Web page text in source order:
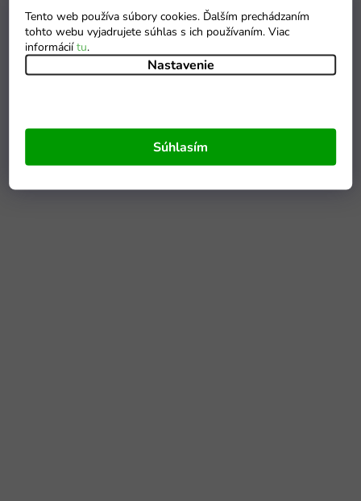
Tento web používa súbory cookies. Ďalším prechádzaním
tohto webu vyjadrujete súhlas s ich používaním. Viac
informáciítu.
Nastavenie
Súhlasím